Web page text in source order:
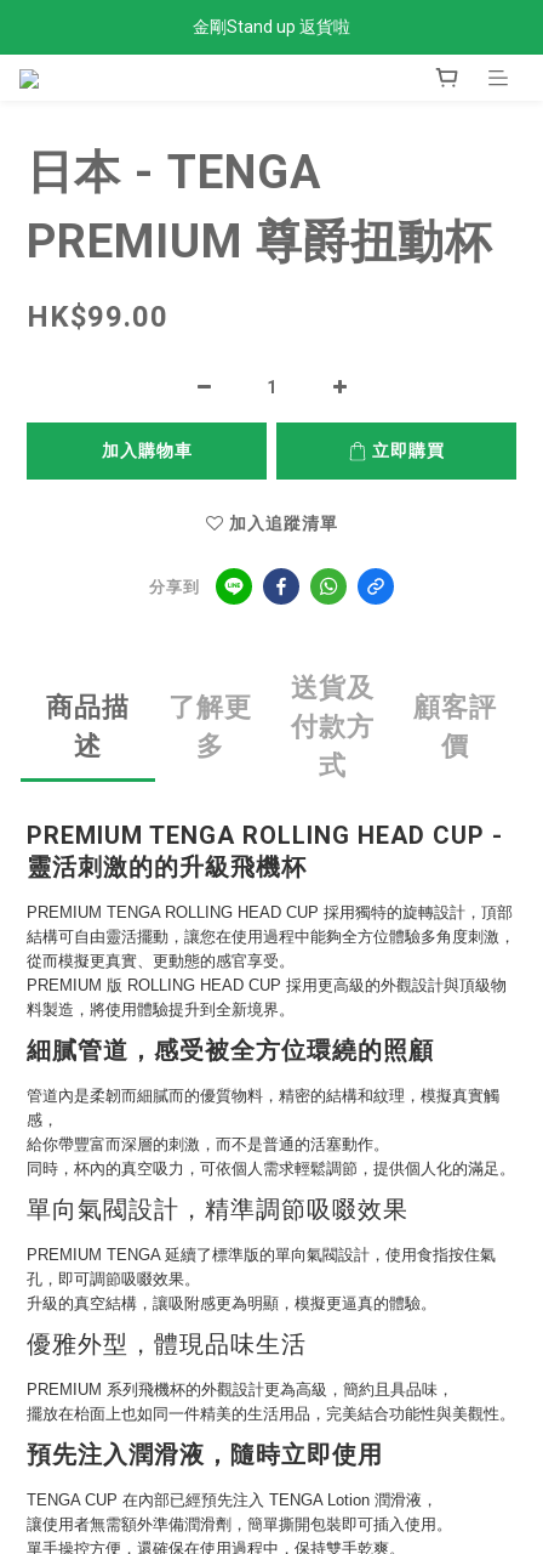
全單滿$300免運費
金剛Stand up 返貨啦
日本 - TENGA
PREMIUM 尊爵扭動杯
HK$99.00
加入購物車 立即購買
加入追蹤清單
分享到
商品描
述
了解更
多
送貨及
付款方
式
顧客評
價
PREMIUM TENGA ROLLING HEAD CUP -
靈活刺激的的升級飛機杯
PREMIUM TENGA ROLLING HEAD CUP 採用獨特的旋轉設計，頂部
結構可自由靈活擺動，讓您在使用過程中能夠全方位體驗多角度刺激，
從而模擬更真實、更動態的感官享受。
PREMIUM 版 ROLLING HEAD CUP 採用更高級的外觀設計與頂級物
料製造，將使用體驗提升到全新境界。
細膩管道，感受被全方位環繞的照顧
管道內是柔韌而細膩而的優質物料，精密的結構和紋理，模擬真實觸
感，
給你帶豐富而深層的刺激，而不是普通的活塞動作。
同時，杯內的真空吸力，可依個人需求輕鬆調節，提供個人化的滿足。
單向氣閥設計，精準調節吸啜效果
PREMIUM TENGA 延續了標準版的單向氣閥設計，使用食指按住氣
孔，即可調節吸啜效果。
升級的真空結構，讓吸附感更為明顯，模擬更逼真的體驗。
優雅外型，體現品味生活
PREMIUM 系列飛機杯的外觀設計更為高級，簡約且具品味，
擺放在枱面上也如同一件精美的生活用品，完美結合功能性與美觀性。
預先注入潤滑液，隨時立即使用
TENGA CUP 在內部已經預先注入 TENGA Lotion 潤滑液，
讓使用者無需額外準備潤滑劑，簡單撕開包裝即可插入使用。
單手操控方便，還確保在使用過程中，保持雙手乾爽。